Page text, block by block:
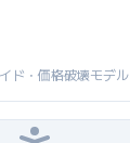
ド・価格破壊モデル